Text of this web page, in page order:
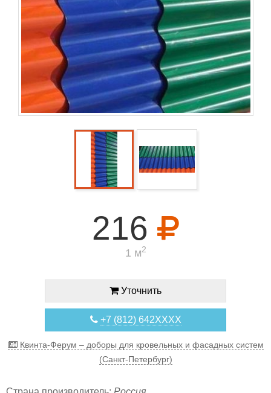
216
1 м2
Уточнить
+7 (812) 642XXXX
Квинта-Ферум – доборы для кровельных и фасадных систем
(Санкт-Петербург)